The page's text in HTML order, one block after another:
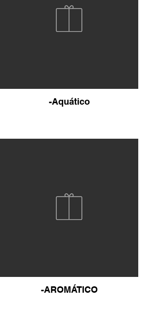
-Aquático
-AROMÁTICO